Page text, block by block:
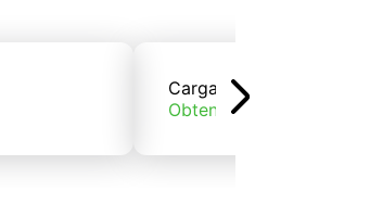
Carga de trenes
Obtener ofertas